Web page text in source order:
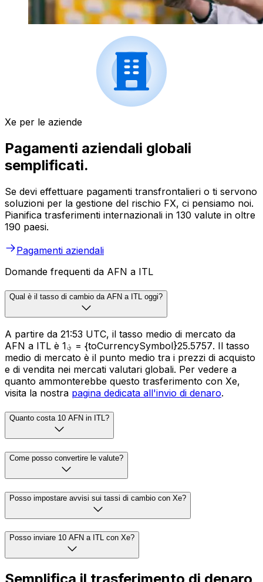
Xe per le aziende
Pagamenti aziendali globali
semplificati.
Se devi effettuare pagamenti transfrontalieri o ti servono
soluzioni per la gestione del rischio FX, ci pensiamo noi.
Pianifica trasferimenti internazionali in 130 valute in oltre
190 paesi.
Pagamenti aziendali
Domande frequenti da AFN a ITL
Qual è il tasso di cambio da AFN a ITL oggi?
A partire da 21:53 UTC, il tasso medio di mercato da
AFN a ITL è ؋1 = {toCurrencySymbol}25.5757. Il tasso
medio di mercato è il punto medio tra i prezzi di acquisto
e di vendita nei mercati valutari globali. Per vedere a
quanto ammonterebbe questo trasferimento con Xe,
visita la nostra pagina dedicata all'invio di denaro.
Quanto costa 10 AFN in ITL?
Come posso convertire le valute?
Posso impostare avvisi sui tassi di cambio con Xe?
Posso inviare 10 AFN a ITL con Xe?